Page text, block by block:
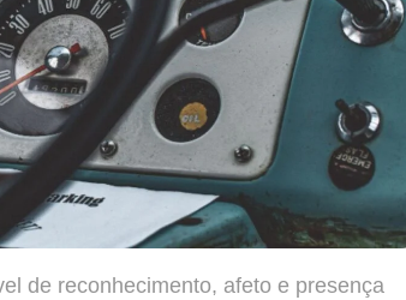
de reconhecimento, afeto e presença